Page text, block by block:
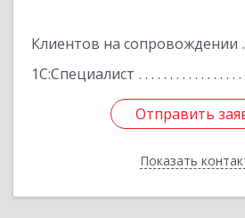
Клиентов на сопровождении
1С:Специалист
Отправить
Показать
Отправить
Назад